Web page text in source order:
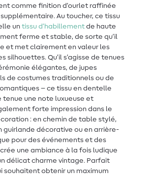
comme finition d’ourlet raffinée
Au toucher, ce tissu
un tissu d’habillement de haute
ferme et stable, de sorte qu’il
et met clairement en valeur les
silhouettes. Qu’il s’agisse de tenues
élégantes, de jupes
de costumes traditionnels ou de
– ce tissu en dentelle
tenue une note luxueuse et
forte impression dans le
: en chemin de table stylé,
guirlande décorative ou en arrière-
pour des événements et des
une ambiance à la fois ludique
délicat charme vintage. Parfait
souhaitent obtenir un maximum